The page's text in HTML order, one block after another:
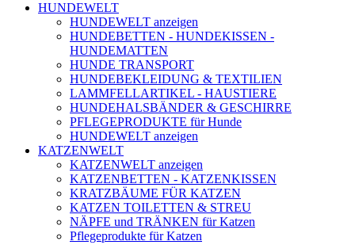
HUNDEWELT
HUNDEWELT anzeigen
HUNDEBETTEN - HUNDEKISSEN -
HUNDEMATTEN
HUNDE TRANSPORT
HUNDEBEKLEIDUNG & TEXTILIEN
LAMMFELLARTIKEL - HAUSTIERE
HUNDEHALSBÄNDER & GESCHIRRE
PFLEGEPRODUKTE für Hunde
HUNDEWELT anzeigen
KATZENWELT
KATZENWELT anzeigen
KATZENBETTEN - KATZENKISSEN
KRATZBÄUME FÜR KATZEN
KATZEN TOILETTEN & STREU
NÄPFE und TRÄNKEN für Katzen
Pflegeprodukte für Katzen